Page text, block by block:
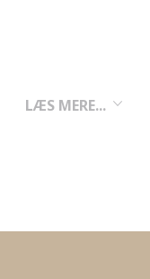
LÆS MERE...